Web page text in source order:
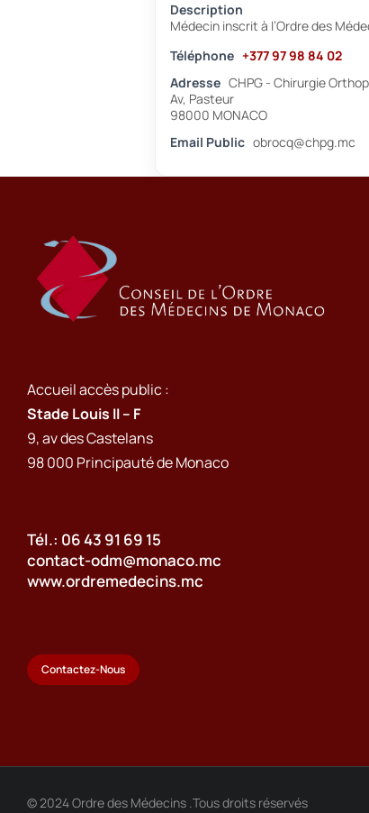
Description
Médecin inscrit à l’Ordre des
Téléphone +377 97 98 84 02
Adresse CHPG - Chirurgie
Av, Pasteur
98000 MONACO
Email Public obrocq@chpg.mc
Accueil accès public :
Stade Louis II – F
9, av des Castelans
98 000 Principauté de Monaco
Tél.: 06 43 91 69 15
contact-odm@monaco.mc
www.ordremedecins.mc
Contactez-Nous
© 2024 Ordre des Médecins .Tous droits réservés